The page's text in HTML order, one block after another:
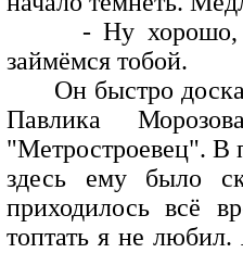
- Ну хорошо, -
займёмся тобой.
Он быстро
Павлика
"Метростроевец". В
здесь ему было
приходилось всё
топтать я не любил.